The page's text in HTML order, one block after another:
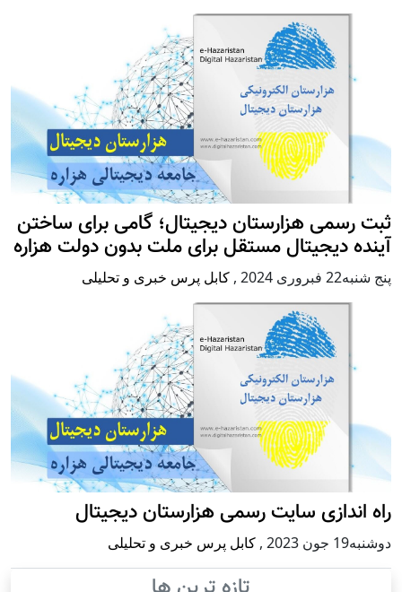
ثبت رسمی هزارستان دیجیتال؛ گامی برای ساختن
آینده دیجیتال مستقل برای ملت بدون دولت هزاره
پنج شنبه22 فبروری 2024 , کابل پرس خبری و تحلیلی
راه اندازی سایت رسمی هزارستان دیجیتال
دوشنبه19 جون 2023 , کابل پرس خبری و تحلیلی